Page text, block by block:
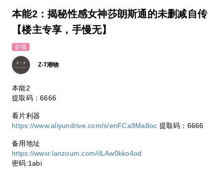
本能2：揭秘性感女神莎朗斯通的未删减自传
【楼主专享，手慢无】
影视
Z-T潮物
本能2
提取码：6666
看片利器
https://www.aliyundrive.com/s/enFCa9Ma8oc 提取码：6666
备用地址
https://wwxr.lanzoum.com/ilLAw0kko4od
密码:1abi